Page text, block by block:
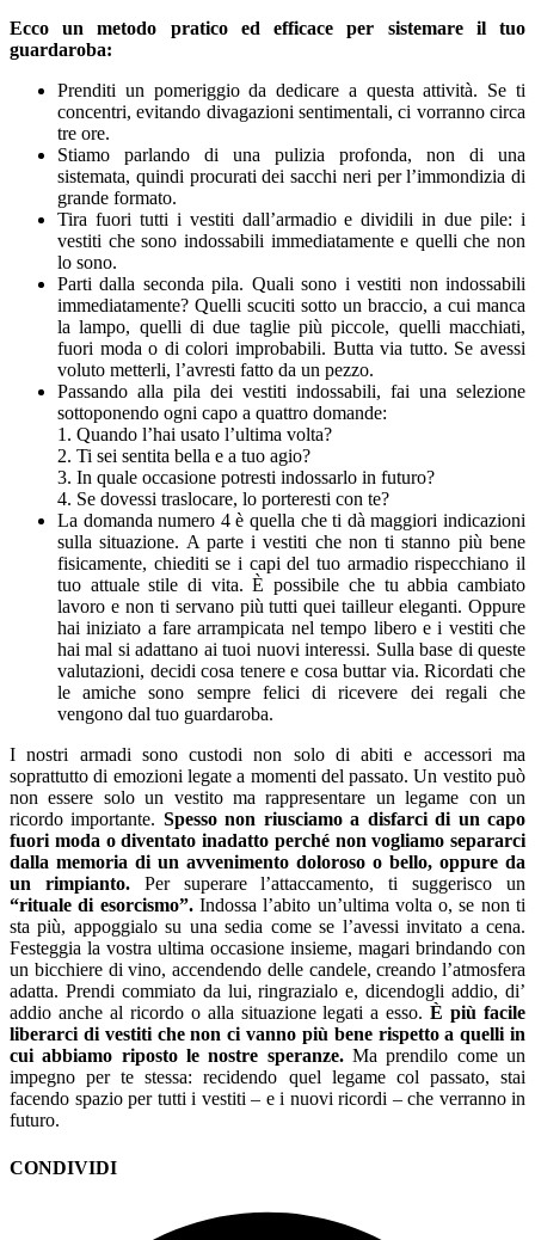
Ecco un metodo pratico ed efficace per sistemare il tuo
guardaroba:
Prenditi un pomeriggio da dedicare a questa attività. Se ti
concentri, evitando divagazioni sentimentali, ci vorranno circa
tre ore.
Stiamo parlando di una pulizia profonda, non di una
sistemata, quindi procurati dei sacchi neri per l’immondizia di
grande formato.
Tira fuori tutti i vestiti dall’armadio e dividili in due pile: i
vestiti che sono indossabili immediatamente e quelli che non
lo sono.
Parti dalla seconda pila. Quali sono i vestiti non indossabili
immediatamente? Quelli scuciti sotto un braccio, a cui manca
la lampo, quelli di due taglie più piccole, quelli macchiati,
fuori moda o di colori improbabili. Butta via tutto. Se avessi
voluto metterli, l’avresti fatto da un pezzo.
Passando alla pila dei vestiti indossabili, fai una selezione
sottoponendo ogni capo a quattro domande:
1. Quando l’hai usato l’ultima volta?
2. Ti sei sentita bella e a tuo agio?
3. In quale occasione potresti indossarlo in futuro?
4. Se dovessi traslocare, lo porteresti con te?
La domanda numero 4 è quella che ti dà maggiori indicazioni
sulla situazione. A parte i vestiti che non ti stanno più bene
fisicamente, chiediti se i capi del tuo armadio rispecchiano il
tuo attuale stile di vita. È possibile che tu abbia cambiato
lavoro e non ti servano più tutti quei tailleur eleganti. Oppure
hai iniziato a fare arrampicata nel tempo libero e i vestiti che
hai mal si adattano ai tuoi nuovi interessi. Sulla base di queste
valutazioni, decidi cosa tenere e cosa buttar via. Ricordati che
le amiche sono sempre felici di ricevere dei regali che
vengono dal tuo guardaroba.
I nostri armadi sono custodi non solo di abiti e accessori ma
soprattutto di emozioni legate a momenti del passato. Un vestito può
non essere solo un vestito ma rappresentare un legame con un
ricordo importante. Spesso non riusciamo a disfarci di un capo
fuori moda o diventato inadatto perché non vogliamo separarci
dalla memoria di un avvenimento doloroso o bello, oppure da
un rimpianto.Per superare l’attaccamento, ti suggerisco un
“rituale di esorcismo”.Indossa l’abito un’ultima volta o, se non ti
sta più, appoggialo su una sedia come se l’avessi invitato a cena.
Festeggia la vostra ultima occasione insieme, magari brindando con
un bicchiere di vino, accendendo delle candele, creando l’atmosfera
adatta. Prendi commiato da lui, ringrazialo e, dicendogli addio, di’
addio anche al ricordo o alla situazione legati a esso.È più facile
liberarci di vestiti che non ci vanno più bene rispetto a quelli in
cui abbiamo riposto le nostre speranze.Ma prendilo come un
impegno per te stessa: recidendo quel legame col passato, stai
facendo spazio per tutti i vestiti – e i nuovi ricordi – che verranno in
futuro.
CONDIVIDI